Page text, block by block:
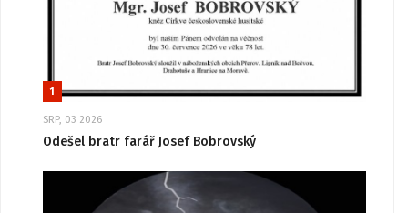
1
SRP, 03 2026
Odešel bratr farář Josef Bobrovský